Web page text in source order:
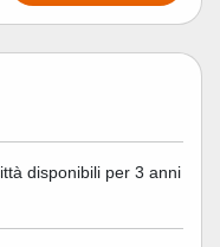
disponibili per 3 anni